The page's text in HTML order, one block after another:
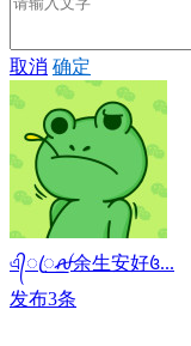
取消 确定
এ᭄ꦿ꯭ꫛ余生安好꧔...
发布3条